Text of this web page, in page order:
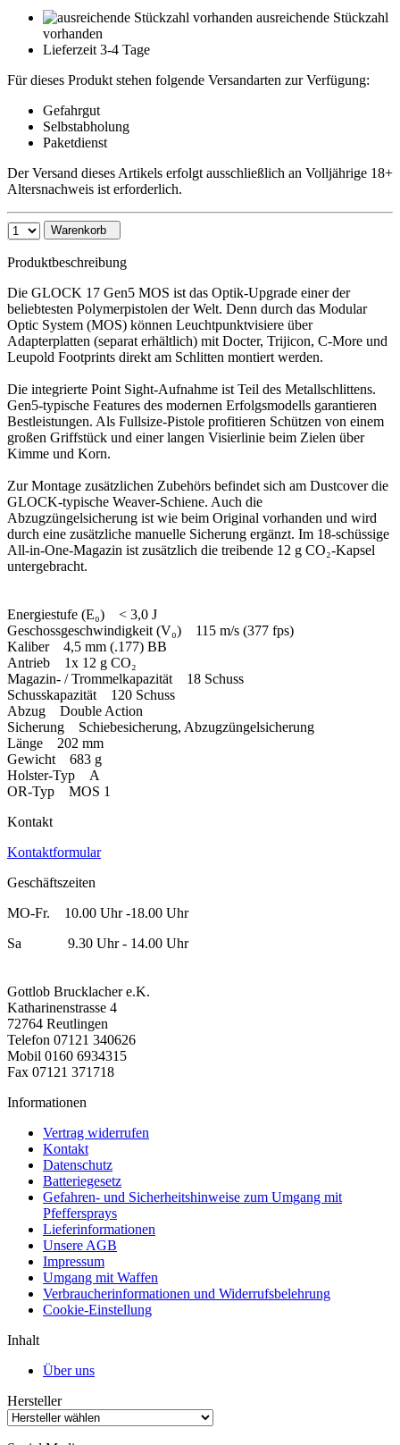
ausreichende Stückzahl
vorhanden
Lieferzeit 3-4 Tage
Für dieses Produkt stehen folgende Versandarten zur Verfügung:
Gefahrgut
Selbstabholung
Paketdienst
Der Versand dieses Artikels erfolgt ausschließlich an Volljährige 18+
Altersnachweis ist erforderlich.
Warenkorb
Produktbeschreibung
Die GLOCK 17 Gen5 MOS ist das Optik-Upgrade einer der
beliebtesten Polymerpistolen der Welt. Denn durch das Modular
Optic System (MOS) können Leuchtpunktvisiere über
Adapterplatten (separat erhältlich) mit Docter, Trijicon, C-More und
Leupold Footprints direkt am Schlitten montiert werden.
Die integrierte Point Sight-Aufnahme ist Teil des Metallschlittens.
Gen5-typische Features des modernen Erfolgsmodells garantieren
Bestleistungen. Als Fullsize-Pistole profitieren Schützen von einem
großen Griffstück und einer langen Visierlinie beim Zielen über
Kimme und Korn.
Zur Montage zusätzlichen Zubehörs befindet sich am Dustcover die
GLOCK-typische Weaver-Schiene. Auch die
Abzugzüngelsicherung ist wie beim Original vorhanden und wird
durch eine zusätzliche manuelle Sicherung ergänzt. Im 18-schüssige
All-in-One-Magazin ist zusätzlich die treibende 12 g CO₂-Kapsel
untergebracht.
Energiestufe (E₀) < 3,0 J
Geschossgeschwindigkeit (V₀) 115 m/s (377 fps)
Kaliber 4,5 mm (.177) BB
Antrieb 1x 12 g CO₂
Magazin- / Trommelkapazität 18 Schuss
Schusskapazität 120 Schuss
Abzug Double Action
Sicherung Schiebesicherung, Abzugzüngelsicherung
Länge 202 mm
Gewicht 683 g
Holster-Typ A
OR-Typ MOS 1
Kontakt
Kontaktformular
Geschäftszeiten
MO-Fr. 10.00 Uhr -18.00 Uhr
Sa 9.30 Uhr - 14.00 Uhr
Gottlob Brucklacher e.K.
Katharinenstrasse 4
72764 Reutlingen
Telefon 07121 340626
Mobil 0160 6934315
Fax 07121 371718
Informationen
Vertrag widerrufen
Kontakt
Datenschutz
Batteriegesetz
Gefahren- und Sicherheitshinweise zum Umgang mit
Pfeffersprays
Lieferinformationen
Unsere AGB
Impressum
Umgang mit Waffen
Verbraucherinformationen und Widerrufsbelehrung
Cookie-Einstellung
Inhalt
Über uns
Hersteller